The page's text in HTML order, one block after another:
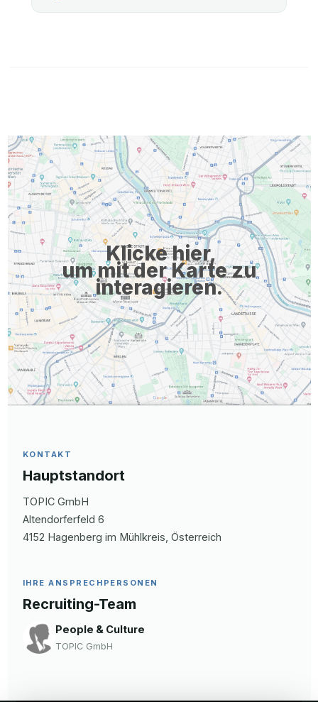
Klicke hier,
um mit der Karte zu
interagieren.
KONTAKT
Hauptstandort
TOPIC GmbH
Altendorferfeld 6
4152 Hagenberg im Mühlkreis , Österreich
IHRE ANSPRECHPERSONEN
Recruiting-Team
People & Culture
TOPIC GmbH